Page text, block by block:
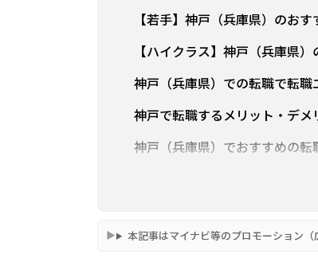
【若手】神戸（兵庫県）のお
【ハイクラス】神戸（兵庫県
神戸（兵庫県）での転職で転
神戸で転職するメリット・デメ
神戸（兵庫県）でおすすめの転
神戸（兵庫県）の転職エージ
神戸（兵庫県）の転職エージェ
本記事はマイナビ等のプロモーション（